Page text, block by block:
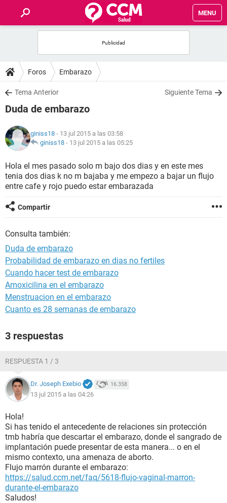
MENU
FOROS
SALUD
NUTRICIÓN
BIENESTAR
Foros Embarazo
Tema Anterior Siguiente Tema
Duda de embarazo
giniss18 - 13 jul 2015 a las 03:58
giniss18 - 13 jul 2015 a las 05:25
Hola el mes pasado solo m bajo dos dias y en este mes
tenia dos dias k no m bajaba y me empezo a bajar un flujo
entre cafe y rojo puedo estar embarazada
Compartir
Consulta también:
Duda de embarazo
Probabilidad de embarazo en dias no fertiles
Cuando hacer test de embarazo
Amoxicilina en el embarazo
Menstruacion en el embarazo
Cuanto es 28 semanas de embarazo
3 respuestas
RESPUESTA 1 / 3
Dr. Joseph Exebio 16.358
13 jul 2015 a las 04:26
Hola!
Si has tenido el antecedente de relaciones sin protección
tmb habría que descartar el embarazo, donde el sangrado de
implantación puede presentar de esta manera... o en el
mismo contexto, una amenaza de aborto.
Flujo marrón durante el embarazo:
https://salud.ccm.net/faq/5618-flujo-vaginal-marron-
durante-el-embarazo
Saludos!